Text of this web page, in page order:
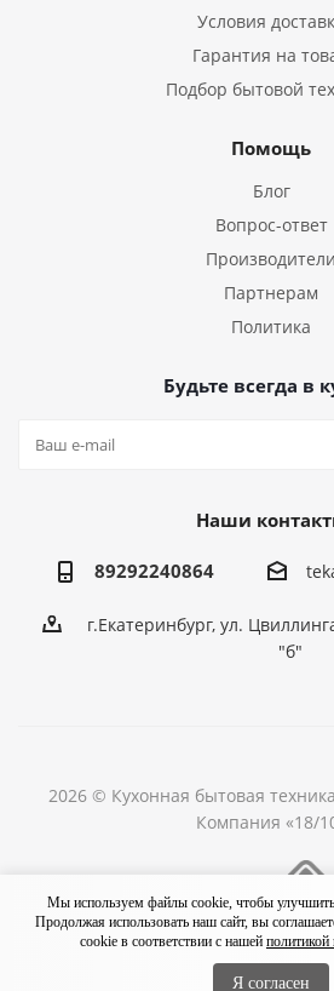
Условия
Гарантия на
Подбор бытовой
Помощь
Блог
Вопрос-ответ
Производители
Партнерам
Политика
Будьте всегда в
Наши
89292240864
г.Екатеринбург, ул.
"б"
2026 © Кухонная бытовая
Компания «18/
Мы используем файлы cookie, чтобы
Продолжая использовать наш сайт, вы
cookie в соответствии с нашей политикой
Я согласен